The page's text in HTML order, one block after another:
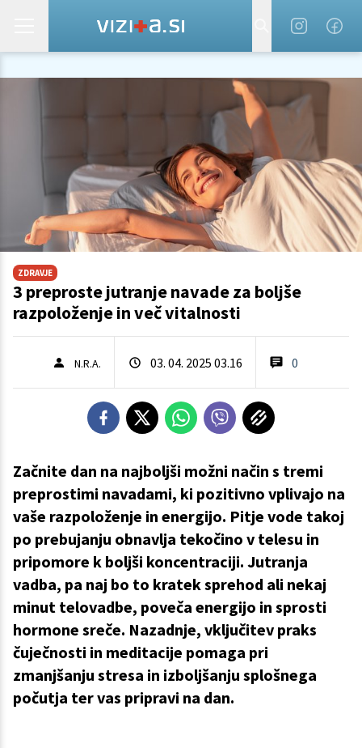
ZDRAVJE
3 preproste jutranje navade za boljše
razpoloženje in več vitalnosti
N.R.A. 03. 04. 2025 03.16 0
Začnite dan na najboljši možni način s tremi
preprostimi navadami, ki pozitivno vplivajo na
vaše razpoloženje in energijo. Pitje vode takoj
po prebujanju obnavlja tekočino v telesu in
pripomore k boljši koncentraciji. Jutranja
vadba, pa naj bo to kratek sprehod ali nekaj
minut telovadbe, poveča energijo in sprosti
hormone sreče. Nazadnje, vključitev praks
čuječnosti in meditacije pomaga pri
zmanjšanju stresa in izboljšanju splošnega
počutja ter vas pripravi na dan.